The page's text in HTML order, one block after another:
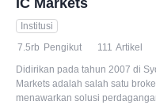
IC Markets
Institusi
7.5rb Pengikut 111 Artikel
Didirikan pada tahun 2007 di
Markets adalah salah satu
menawarkan solusi